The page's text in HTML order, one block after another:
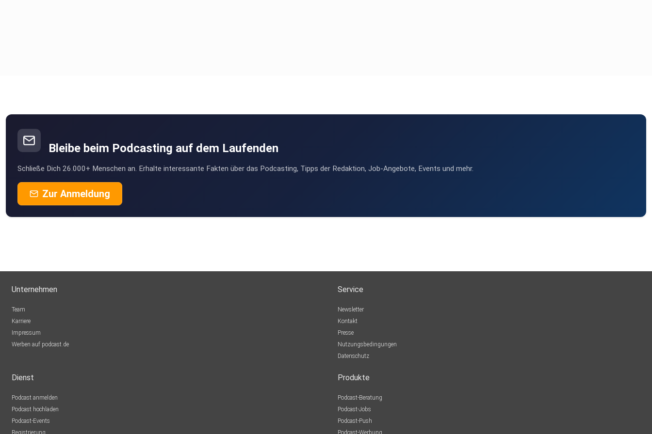
Bleibe beim Podcasting auf dem Laufenden
Schließe Dich 26.000+ Menschen an. Erhalte interessante Fakten über das Podcasting, Tipps der Redaktion, Job-Angebote, Events und mehr.
Zur Anmeldung
Unternehmen
Team
Karriere
Impressum
Werben auf podcast.de
Service
Newsletter
Kontakt
Presse
Nutzungsbedingungen
Datenschutz
Dienst
Podcast anmelden
Podcast hochladen
Podcast-Events
Registrierung
Produkte
Podcast-Beratung
Podcast-Jobs
Podcast-Push
Podcast-Werbung